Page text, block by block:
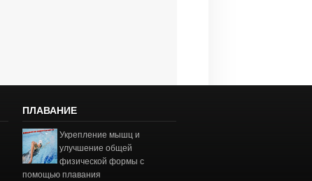
ПЛАВАНИЕ
Укрепление мышц и
улучшение общей
физической формы с
помощью плавания